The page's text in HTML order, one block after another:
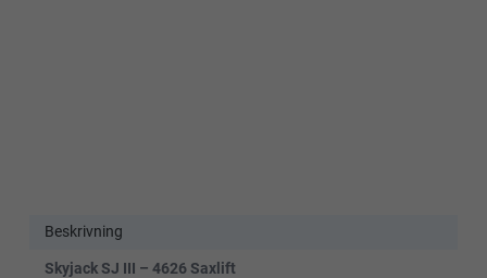
Beskrivning
Skyjack SJ III – 4626 Saxlift